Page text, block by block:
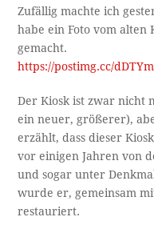
Zufällig machte ich
habe ein Foto vom alten
gemacht.
https://postimg.cc/
Der Kiosk ist zwar nicht
ein neuer, größerer),
erzählt, dass dieser
vor einigen Jahren von
und sogar unter
wurde er, gemeinsam
restauriert.